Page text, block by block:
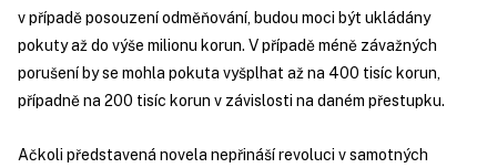
v případě posouzení odměňování, budou moci být ukládány
pokuty až do výše milionu korun. V případě méně závažných
porušení by se mohla pokuta vyšplhat až na 400 tisíc korun,
případně na 200 tisíc korun v závislosti na daném přestupku.
Ačkoli představená novela nepřináší revoluci v samotných